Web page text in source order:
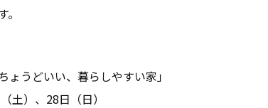
ょうどいい、暮らしやすい家」
土）、28日（日）